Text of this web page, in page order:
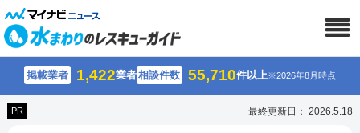
掲載業者 1,422業者相談件数 55,710件以上※2026年8月時点
PR 最終更新日： 2026.5.18